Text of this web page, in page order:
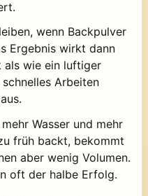
wenn Backpulver
Ergebnis wirkt dann
als wie ein luftiger
schnelles Arbeiten
Wasser und mehr
früh backt, bekommt
aber wenig Volumen.
oft der halbe Erfolg.